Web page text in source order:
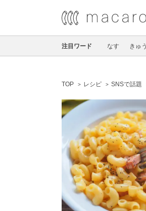
注目ワード なす きゅ
TOP レシピ SNSで話題